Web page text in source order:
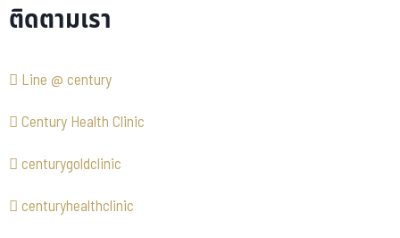
ติดตามเรา
Line @ century
Century Health Clinic
centurygoldclinic
centuryhealthclinic